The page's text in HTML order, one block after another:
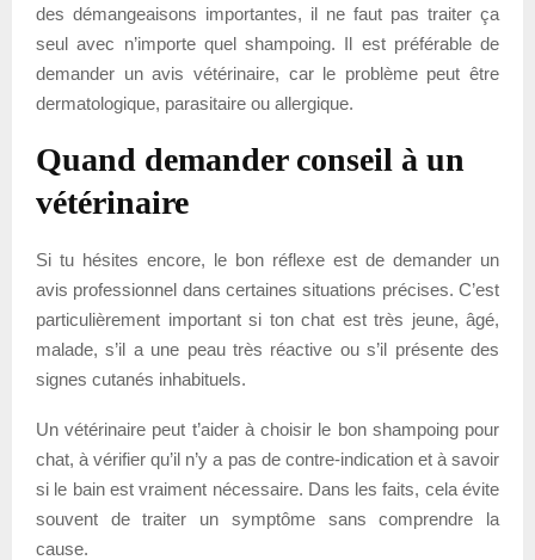
des démangeaisons importantes, il ne faut pas traiter ça
seul avec n’importe quel shampoing. Il est préférable de
demander un avis vétérinaire, car le problème peut être
dermatologique, parasitaire ou allergique.
Quand demander conseil à un
vétérinaire
Si tu hésites encore, le bon réflexe est de demander un
avis professionnel dans certaines situations précises. C’est
particulièrement important si ton chat est très jeune, âgé,
malade, s’il a une peau très réactive ou s’il présente des
signes cutanés inhabituels.
Un vétérinaire peut t’aider à choisir le bon shampoing pour
chat, à vérifier qu’il n’y a pas de contre-indication et à savoir
si le bain est vraiment nécessaire. Dans les faits, cela évite
souvent de traiter un symptôme sans comprendre la
cause.